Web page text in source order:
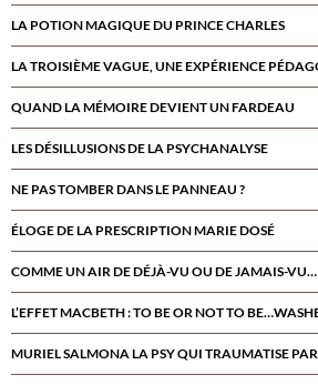
LA POTION MAGIQUE DU PRINCE CHARLES
LA TROISIÈME VAGUE, UNE EXPÉRIENCE
QUAND LA MÉMOIRE DEVIENT UN FARDEAU
LES DÉSILLUSIONS DE LA PSYCHANALYSE
NE PAS TOMBER DANS LE PANNEAU ?
ÉLOGE DE LA PRESCRIPTION MARIE DOSÉ
COMME UN AIR DE DÉJÀ-VU OU DE JAMAIS-VU…
L’EFFET MACBETH : TO BE OR NOT TO
MURIEL SALMONA LA PSY QUI TRAUMATISE PAR